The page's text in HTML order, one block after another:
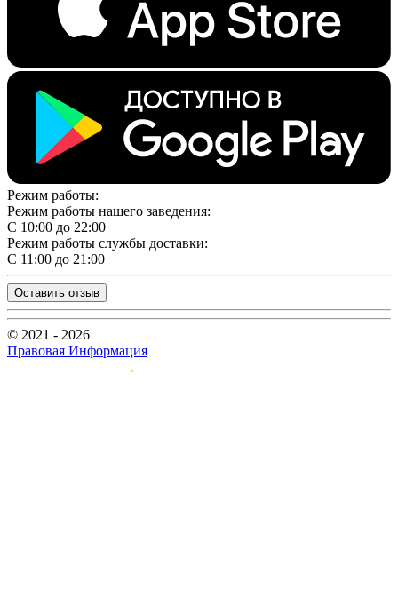
Режим работы:
Режим работы нашего заведения:
С 10:00 до 22:00
Режим работы службы доставки:
С 11:00 до 21:00
Оставить отзыв
© 2021 - 2026
Правовая Информация